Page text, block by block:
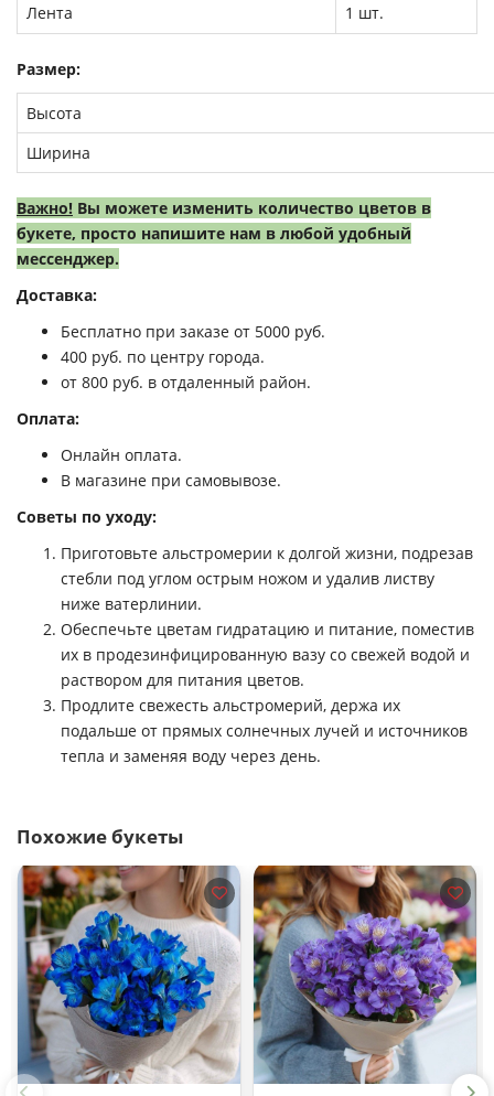
Лента
1 шт.
Размер:
Высота
Ширина
Важно! Вы можете изменить количество цветов в
букете, просто напишите нам в любой удобный
мессенджер.
Доставка:
Бесплатно при заказе от 5000 руб.
400 руб. по центру города.
от 800 руб. в отдаленный район.
Оплата:
Онлайн оплата.
В магазине при самовывозе.
Советы по уходу:
Приготовьте альстромерии к долгой жизни, подрезав
стебли под углом острым ножом и удалив листву
ниже ватерлинии.
Обеспечьте цветам гидратацию и питание, поместив
их в продезинфицированную вазу со свежей водой и
раствором для питания цветов.
Продлите свежесть альстромерий, держа их
подальше от прямых солнечных лучей и источников
тепла и заменяя воду через день.
Похожие букеты